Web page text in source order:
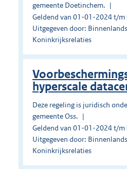
gemeente Doetinchem.
Geldend van 01-01-2024 t/m
Uitgegeven door:
Koninkrijksrelaties
hyperscale
Deze regeling is juridisch
gemeente Oss.
Geldend van 01-01-2024 t/m
Uitgegeven door:
Koninkrijksrelaties